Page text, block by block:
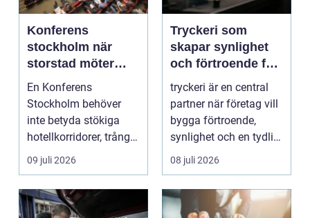
Konferens
stockholm när
storstad möter
rofylld landsbygd
En Konferens
Stockholm behöver
inte betyda stökiga
hotellkorridorer, trånga
mötesrum och brus
från c...
09 juli 2026
Tryckeri som
skapar synlighet
och förtroende för
ditt företag
tryckeri är en central
partner när företag vill
bygga förtroende,
synlighet och en tydlig
profil i a...
08 juli 2026